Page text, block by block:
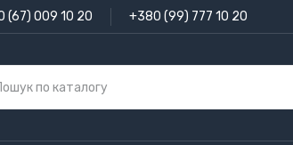
(67) 009 10 20 +380 (99) 777 10 20